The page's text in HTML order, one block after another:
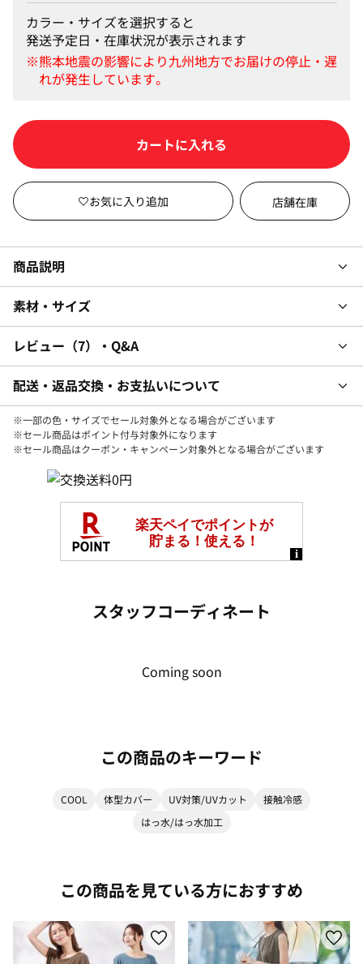
カラー・サイズを選択すると
発送予定日・在庫状況が表示されます
カートに入れる
店舗在庫
商品説明
素材・サイズ
レビュー 7 ・Q&A
配送・返品交換・お支払いについて
※一部の色・サイズでセール対象外となる場合がございます
※セール商品はポイント付与対象外になります
※セール商品はクーポン・キャンペーン対象外となる場合がございます
スタッフコーディネート
Coming soon
この商品のキーワード
COOL 体型カバー UV対策/UVカット
接触冷感
はっ水/はっ水加工
この商品を見ている方におすすめ